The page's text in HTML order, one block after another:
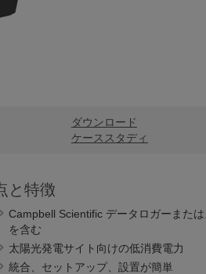
ダウンロード
ケーススタディ
と特徴
Campbell Scientific データロガーまた
を含む
太陽光発電サイト向けの低消費電力
統合、セットアップ、設置が簡単